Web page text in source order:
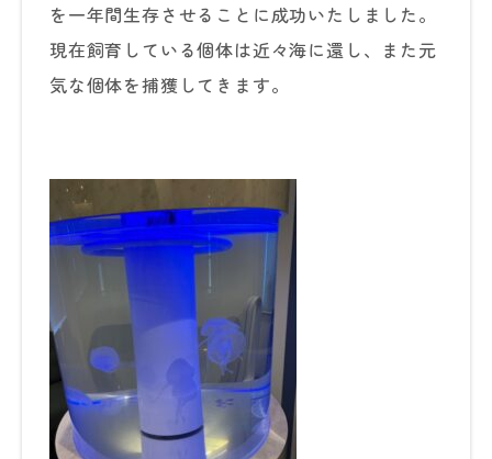
を一年間生存させることに成功いたしました。
現在飼育している個体は近々海に還し、また元
気な個体を捕獲してきます。